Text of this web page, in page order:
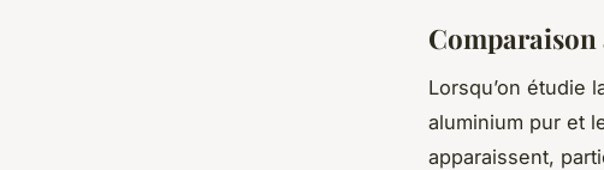
Comparaison
Lorsqu’on étudie
aluminium pur et
apparaissent,